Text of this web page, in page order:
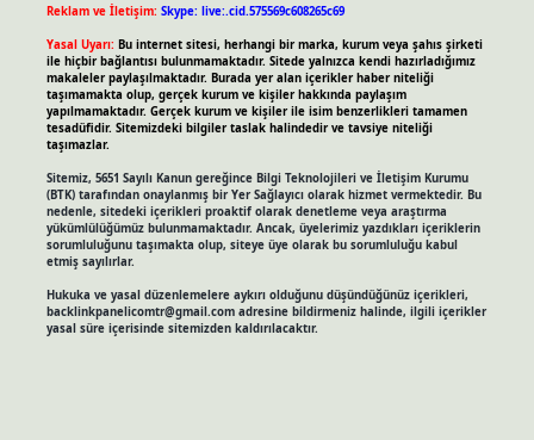
Reklam ve İletişim: Skype: live:.cid.575569c608265c69
Yasal Uyarı: Bu internet sitesi, herhangi bir marka, kurum veya şahıs şirketi
ile hiçbir bağlantısı bulunmamaktadır. Sitede yalnızca kendi hazırladığımız
makaleler paylaşılmaktadır. Burada yer alan içerikler haber niteliği
taşımamakta olup, gerçek kurum ve kişiler hakkında paylaşım
yapılmamaktadır. Gerçek kurum ve kişiler ile isim benzerlikleri tamamen
tesadüfidir. Sitemizdeki bilgiler taslak halindedir ve tavsiye niteliği
taşımazlar.
Sitemiz, 5651 Sayılı Kanun gereğince Bilgi Teknolojileri ve İletişim Kurumu
(BTK) tarafından onaylanmış bir Yer Sağlayıcı olarak hizmet vermektedir. Bu
nedenle, sitedeki içerikleri proaktif olarak denetleme veya araştırma
yükümlülüğümüz bulunmamaktadır. Ancak, üyelerimiz yazdıkları içeriklerin
sorumluluğunu taşımakta olup, siteye üye olarak bu sorumluluğu kabul
etmiş sayılırlar.
Hukuka ve yasal düzenlemelere aykırı olduğunu düşündüğünüz içerikleri,
backlinkpanelicomtr@gmail.comadresine bildirmeniz halinde, ilgili içerikler
yasal süre içerisinde sitemizden kaldırılacaktır.